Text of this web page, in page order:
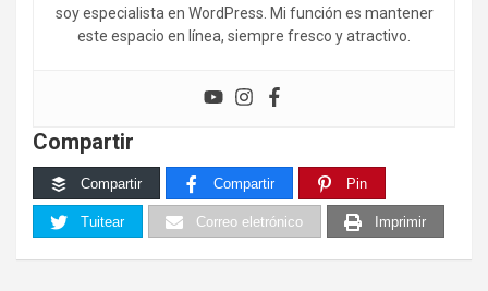
soy especialista en WordPress. Mi función es mantener
este espacio en línea, siempre fresco y atractivo.
Compartir
Compartir Compartir Pin
Tuitear Correo eletrónico Imprimir